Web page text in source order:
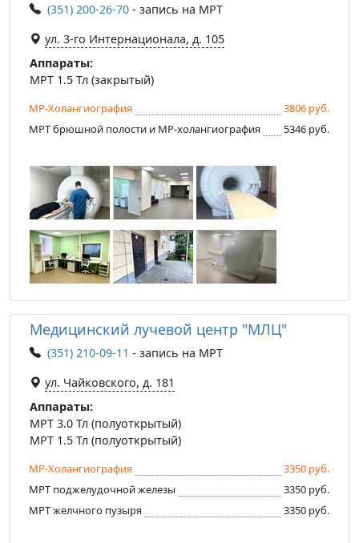
(351) 200-26-70 - запись на МРТ
ул. 3-го Интернационала, д. 105
Аппараты:
МРТ 1.5 Тл (закрытый)
МР-Холангиография
3806 руб.
МРТ брюшной полости и МР-холангиография
5346 руб.
Медицинский лучевой центр "МЛЦ"
(351) 210-09-11 - запись на МРТ
ул. Чайковского, д. 181
Аппараты:
МРТ 3.0 Тл (полуоткрытый)
МРТ 1.5 Тл (полуоткрытый)
МР-Холангиография
3350 руб.
МРТ поджелудочной железы
3350 руб.
МРТ желчного пузыря
3350 руб.